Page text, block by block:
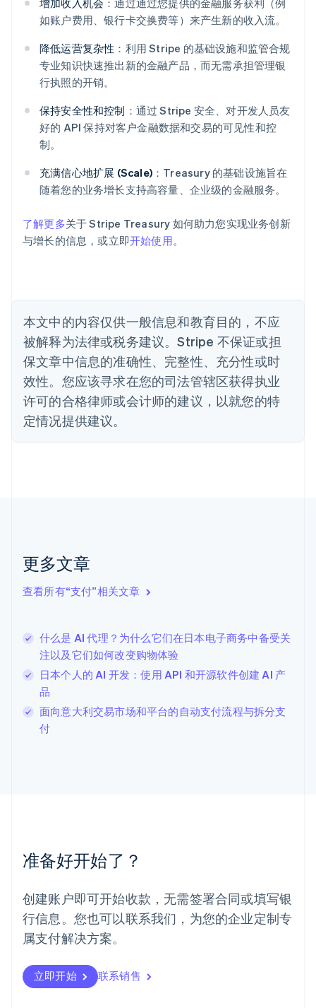
增加收入机会 ：通过通过您提供的金融服务获利（例
如账户费用、银行卡交换费等）来产生新的收入流。
降低运营复杂性 ：利用 Stripe 的基础设施和监管合规
专业知识快速推出新的金融产品，而无需承担管理银
行执照的开销。
保持安全性和控制 ：通过 Stripe 安全、对开发人员友
好的 API 保持对客户金融数据和交易的可见性和控
制。
充满信心地扩展 (Scale) ：Treasury 的基础设施旨在
随着您的业务增长支持高容量、企业级的金融服务。
了解更多关于 Stripe Treasury 如何助力您实现业务创新
与增长的信息，或立即开始使用。
本文中的内容仅供一般信息和教育目的，不应
被解释为法律或税务建议。Stripe 不保证或担
保文章中信息的准确性、完整性、充分性或时
效性。您应该寻求在您的司法管辖区获得执业
许可的合格律师或会计师的建议，以就您的特
定情况提供建议。
更多文章
查看所有“支付”相关文章
什么是 AI 代理？为什么它们在日本电子商务中备受关
注以及它们如何改变购物体验
日本个人的 AI 开发：使用 API 和开源软件创建 AI 产
品
面向意大利交易市场和平台的自动支付流程与拆分支
付
准备好开始了？
创建账户即可开始收款，无需签署合同或填写银
行信息。您也可以联系我们，为您的企业定制专
属支付解决方案。
立即开始 联系销售
阿联酋
English
爱尔兰
爱沙尼亚
English
澳大利亚
English
English
比利时
NederlandsFrançaisDeutschEnglish
波兰
English
丹麦
English
德国
法国
FrançaisEnglish
English
克罗地亚
EnglishItaliano
立陶宛
English
列支敦士登
Deutsch English
卢森堡
Français
罗马尼亚
English
挪威
葡萄牙
Português English
日本
日本語English
瑞典
瑞士
DeutschFrançais